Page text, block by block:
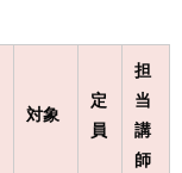
対象
定
員
担
当
講
師